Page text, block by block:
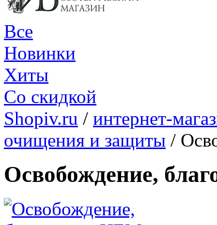
Все
Новинки
Хиты
Со скидкой
Shopiv.ru / интернет-
очищения и защиты /
Освобождение,